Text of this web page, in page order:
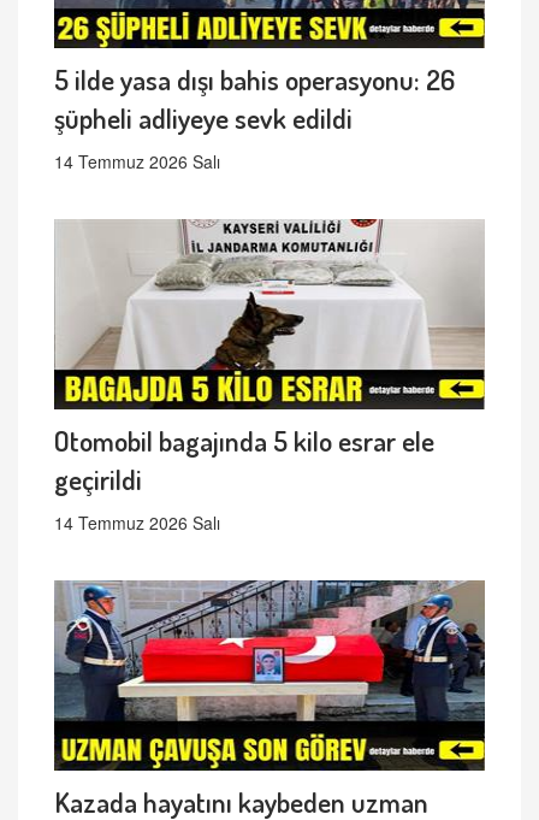
5 ilde yasa dışı bahis operasyonu: 26
şüpheli adliyeye sevk edildi
14 Temmuz 2026 Salı
Otomobil bagajında 5 kilo esrar ele
geçirildi
14 Temmuz 2026 Salı
Kazada hayatını kaybeden uzman